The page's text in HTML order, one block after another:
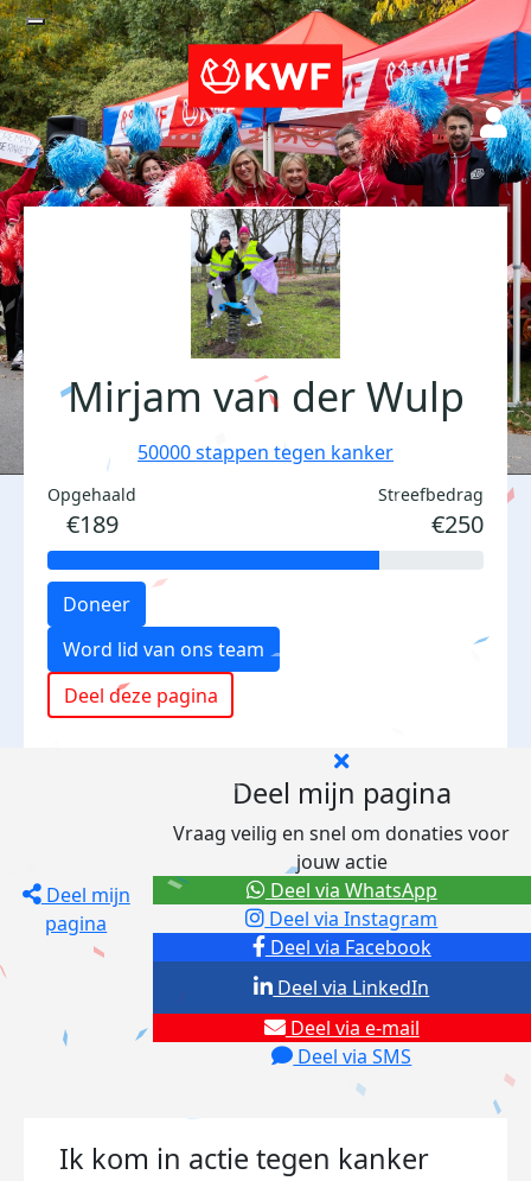
Mirjam van der Wulp
50000 stappen tegen kanker
Opgehaald
€189
Streefbedrag
€250
Doneer
Word lid van ons team
Deel deze pagina
Deel mijn
pagina
Deel mijn pagina
Vraag veilig en snel om donaties voor
jouw actie
Deel via Facebook
Deel via Instagram
Deel via e-mail
Deel via SMS
Deel via LinkedIn
Deel via WhatsApp
Ik kom in actie tegen kanker